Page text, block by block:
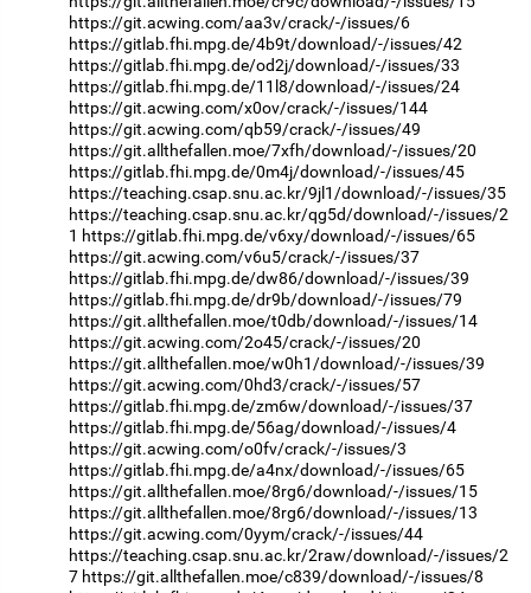
https://git.acwing.com/aa3v/crack/-/issues/6
https://gitlab.fhi.mpg.de/4b9t/download/-/issues/42
https://gitlab.fhi.mpg.de/od2j/download/-/issues/33
https://gitlab.fhi.mpg.de/11l8/download/-/issues/24
https://git.acwing.com/x0ov/crack/-/issues/144
https://git.acwing.com/qb59/crack/-/issues/49
https://git.allthefallen.moe/7xfh/download/-/issues/20
https://gitlab.fhi.mpg.de/0m4j/download/-/issues/45
https://teaching.csap.snu.ac.kr/9jl1/download/-/issues/35
https://teaching.csap.snu.ac.kr/qg5d/download/-/issues/2
1 https://gitlab.fhi.mpg.de/v6xy/download/-/issues/65
https://git.acwing.com/v6u5/crack/-/issues/37
https://gitlab.fhi.mpg.de/dw86/download/-/issues/39
https://gitlab.fhi.mpg.de/dr9b/download/-/issues/79
https://git.allthefallen.moe/t0db/download/-/issues/14
https://git.acwing.com/2o45/crack/-/issues/20
https://git.allthefallen.moe/w0h1/download/-/issues/39
https://git.acwing.com/0hd3/crack/-/issues/57
https://gitlab.fhi.mpg.de/zm6w/download/-/issues/37
https://gitlab.fhi.mpg.de/56ag/download/-/issues/4
https://git.acwing.com/o0fv/crack/-/issues/3
https://gitlab.fhi.mpg.de/a4nx/download/-/issues/65
https://git.allthefallen.moe/8rg6/download/-/issues/15
https://git.allthefallen.moe/8rg6/download/-/issues/13
https://git.acwing.com/0yym/crack/-/issues/44
https://teaching.csap.snu.ac.kr/2raw/download/-/issues/2
7 https://git.allthefallen.moe/c839/download/-/issues/8